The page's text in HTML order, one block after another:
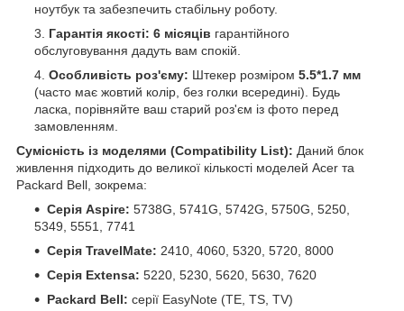
ноутбук та забезпечить стабільну роботу.
Гарантія якості: 6 місяців гарантійного
обслуговування дадуть вам спокій.
Особливість роз'єму: Штекер розміром 5.5*1.7 мм
(часто має жовтий колір, без голки всередині). Будь
ласка, порівняйте ваш старий роз'єм із фото перед
замовленням.
Сумісність із моделями (Compatibility List): Даний блок
живлення підходить до великої кількості моделей Acer та
Packard Bell, зокрема:
Серія Aspire: 5738G, 5741G, 5742G, 5750G, 5250,
5349, 5551, 7741
Серія TravelMate: 2410, 4060, 5320, 5720, 8000
Серія Extensa: 5220, 5230, 5620, 5630, 7620
Packard Bell: серії EasyNote (TE, TS, TV)